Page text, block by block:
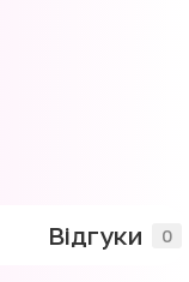
Відгуки 0